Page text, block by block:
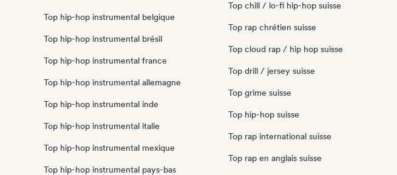
Top hip-hop instrumental belgique
Top hip-hop instrumental brésil
Top hip-hop instrumental france
Top hip-hop instrumental allemagne
Top hip-hop instrumental inde
Top hip-hop instrumental italie
Top hip-hop instrumental mexique
Top hip-hop instrumental pays-bas
Top chill / lo-fi hip-hop suisse
Top rap chrétien suisse
Top cloud rap / hip hop suisse
Top drill / jersey suisse
Top grime suisse
Top hip-hop suisse
Top rap international suisse
Top rap en anglais suisse